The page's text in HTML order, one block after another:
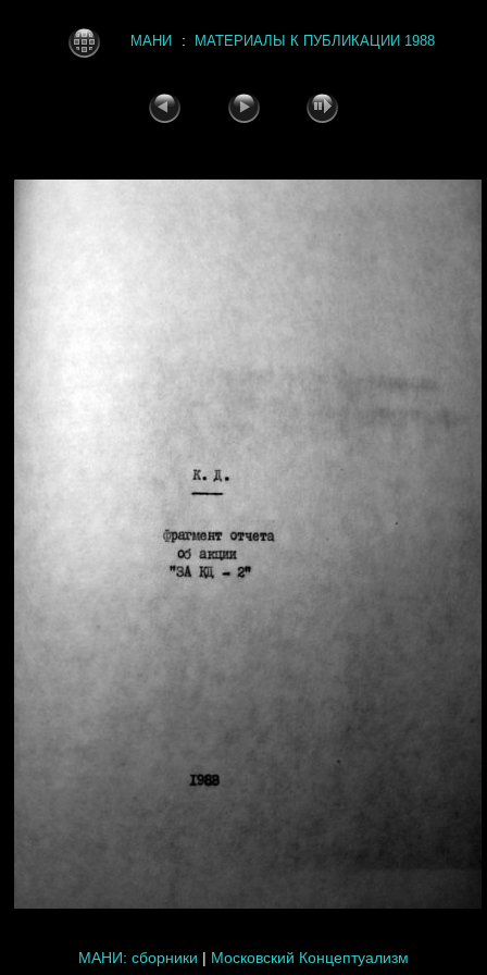
МАНИ : МАТЕРИАЛЫ К ПУБЛИКАЦИИ 1988
МАНИ: сборники | Московский Концептуализм